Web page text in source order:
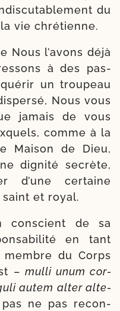
du
vie chrétienne.
Nous l’avons déjà
à des pas­
un trou­peau
Nous vous
jamais de vous
comme à la
Maison de Dieu,
digni­té secrète,
d’une cer­taine
et royal.
conscient de sa
en tant
membre du Corps
– mul­li unum cor­
autem alter alte­
ne pas recon­